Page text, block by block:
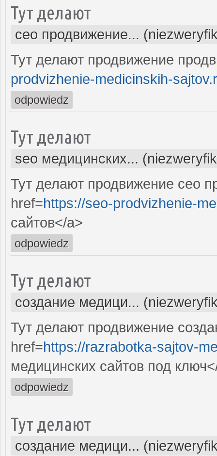
Тут делают
сео продвижение...
Тут делают продвижение
prodvizhenie-medicinskih-
odpowiedz
Тут делают
seo медицинских...
Тут делают продвижение сео
href=https://seo-prodvizhenie-
сайтов</a>
odpowiedz
Тут делают
создание медици...
Тут делают продвижение
href=https://razrabotka-sajtov-
медицинских сайтов под
odpowiedz
Тут делают
создание медици...